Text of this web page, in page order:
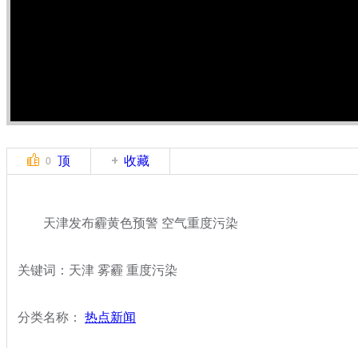
0 顶 收藏
天津发布霾黄色预警 空气重度污染
关键词：天津 雾霾 重度污染
分类名称： 热点新闻